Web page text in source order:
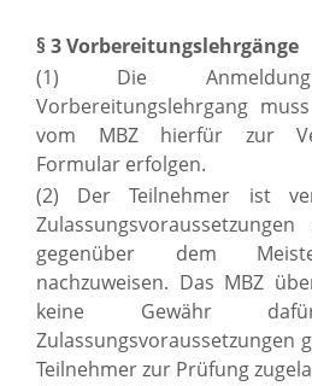
§ 3 Vorbereitungslehrgänge
(1) Die
Vorbereitungslehrgang
vom MBZ hierfür zur
Formular erfolgen.
(2) Der Teilnehmer ist
gegenüber dem
nachzuweisen. Das MBZ
keine Gewähr
Zulassungsvoraussetzungen
Teilnehmer zur Prüfung